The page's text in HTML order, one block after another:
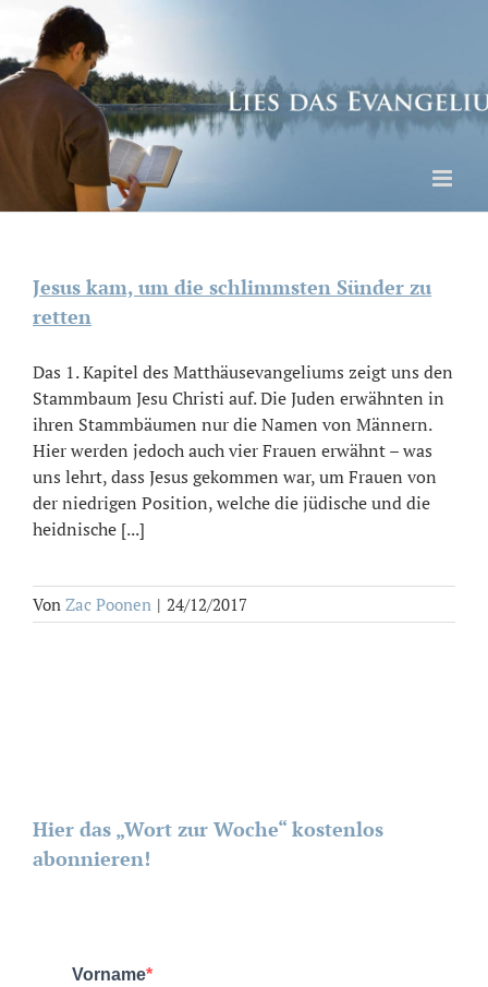
content
Jesus kam, um die schlimmsten Sünder zu
retten
Das 1. Kapitel des Matthäusevangeliums zeigt uns den
Stammbaum Jesu Christi auf. Die Juden erwähnten in
ihren Stammbäumen nur die Namen von Männern.
Hier werden jedoch auch vier Frauen erwähnt – was
uns lehrt, dass Jesus gekommen war, um Frauen von
der niedrigen Position, welche die jüdische und die
heidnische [...]
Von Zac Poonen | 24/12/2017
Hier das „Wort zur Woche“ kostenlos
abonnieren!